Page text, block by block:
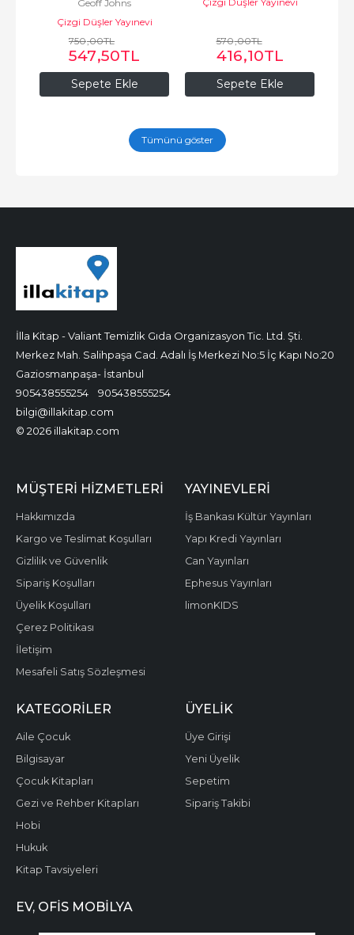
Sepete Ekle
Geoff Johns
Çizgi Düşler Yayınevi
750,00TL
547,50TL
Sepete Ekle
570,00TL
416,10TL
Tümünü göster
İlla Kitap - Valiant Temizlik Gıda Organizasyon Tic. Ltd. Şti.
Merkez Mah. Salihpaşa Cad. Adalı İş Merkezi No:5 İç Kapı No:20
Gaziosmanpaşa- İstanbul
905438555254
905438555254
bilgi@illakitap.com
© 2026 illakitap.com
MÜŞTERI HIZMETLERI
Hakkımızda
Kargo ve Teslimat Koşulları
Gizlilik ve Güvenlik
Sipariş Koşulları
Üyelik Koşulları
Çerez Politikası
İletişim
Mesafeli Satış Sözleşmesi
YAYINEVLERI
İş Bankası Kültür Yayınları
Yapı Kredi Yayınları
Can Yayınları
Ephesus Yayınları
limonKIDS
KATEGORILER
Aile Çocuk
Bilgisayar
Çocuk Kitapları
Gezi ve Rehber Kitapları
Hobi
Hukuk
Kitap Tavsiyeleri
ÜYELIK
Üye Girişi
Yeni Üyelik
Sepetim
Sipariş Takibi
EV, OFIS MOBILYA